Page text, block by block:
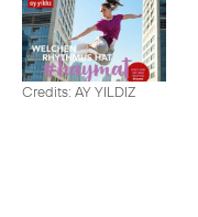
Credits: AY YILDIZ